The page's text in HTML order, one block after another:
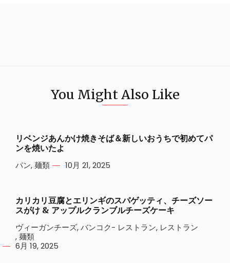
You Might Also Like
リベンジあんかけ焼きそば＆新しいおうちで初めてパ
ンを焼いたよ
パン,麺類 10月 21, 2025
カリカリ豆腐とエリンギのスパゲッティ、チーズソー
スがけ & アップルクランブルチーズケーキ
ヴィーガンチーズ,バンコク- レストラン, レストラン
,麺類
6月 19, 2025